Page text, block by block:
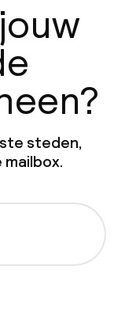
steden,